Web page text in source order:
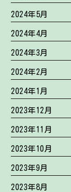
2024年5月
2024年4月
2024年3月
2024年2月
2024年1月
2023年12月
2023年11月
2023年10月
2023年9月
2023年8月